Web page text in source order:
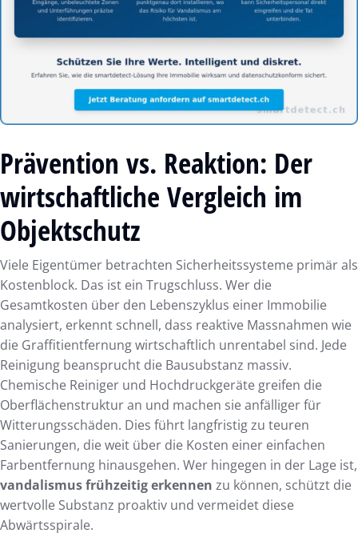
Prävention vs. Reaktion: Der
wirtschaftliche Vergleich im
Objektschutz
Viele Eigentümer betrachten Sicherheitssysteme primär als
Kostenblock. Das ist ein Trugschluss. Wer die
Gesamtkosten über den Lebenszyklus einer Immobilie
analysiert, erkennt schnell, dass reaktive Massnahmen wie
die Graffitientfernung wirtschaftlich unrentabel sind. Jede
Reinigung beansprucht die Bausubstanz massiv.
Chemische Reiniger und Hochdruckgeräte greifen die
Oberflächenstruktur an und machen sie anfälliger für
Witterungsschäden. Dies führt langfristig zu teuren
Sanierungen, die weit über die Kosten einer einfachen
Farbentfernung hinausgehen. Wer hingegen in der Lage ist,
vandalismus frühzeitig erkennen zu können, schützt die
wertvolle Substanz proaktiv und vermeidet diese
Abwärtsspirale.